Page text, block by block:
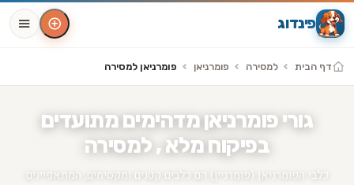
פינדוג
דף הבית למסירה פומרניאן פומרניאן למסירה
גורי פומרניאן מדהימים מתועדים
בפיקוח מלא , למסירה
כלבי הפומרניאן (פומרניין) הם כלבים קטנים ומקסימים, המתאפיינים